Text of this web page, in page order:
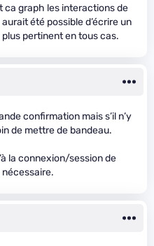
ca graph les interactions de
été possible d’écrire un
plus pertinent en tous cas.
confirmation mais s’il n’y
de mettre de bandeau.
la connexion/session de
nécessaire.